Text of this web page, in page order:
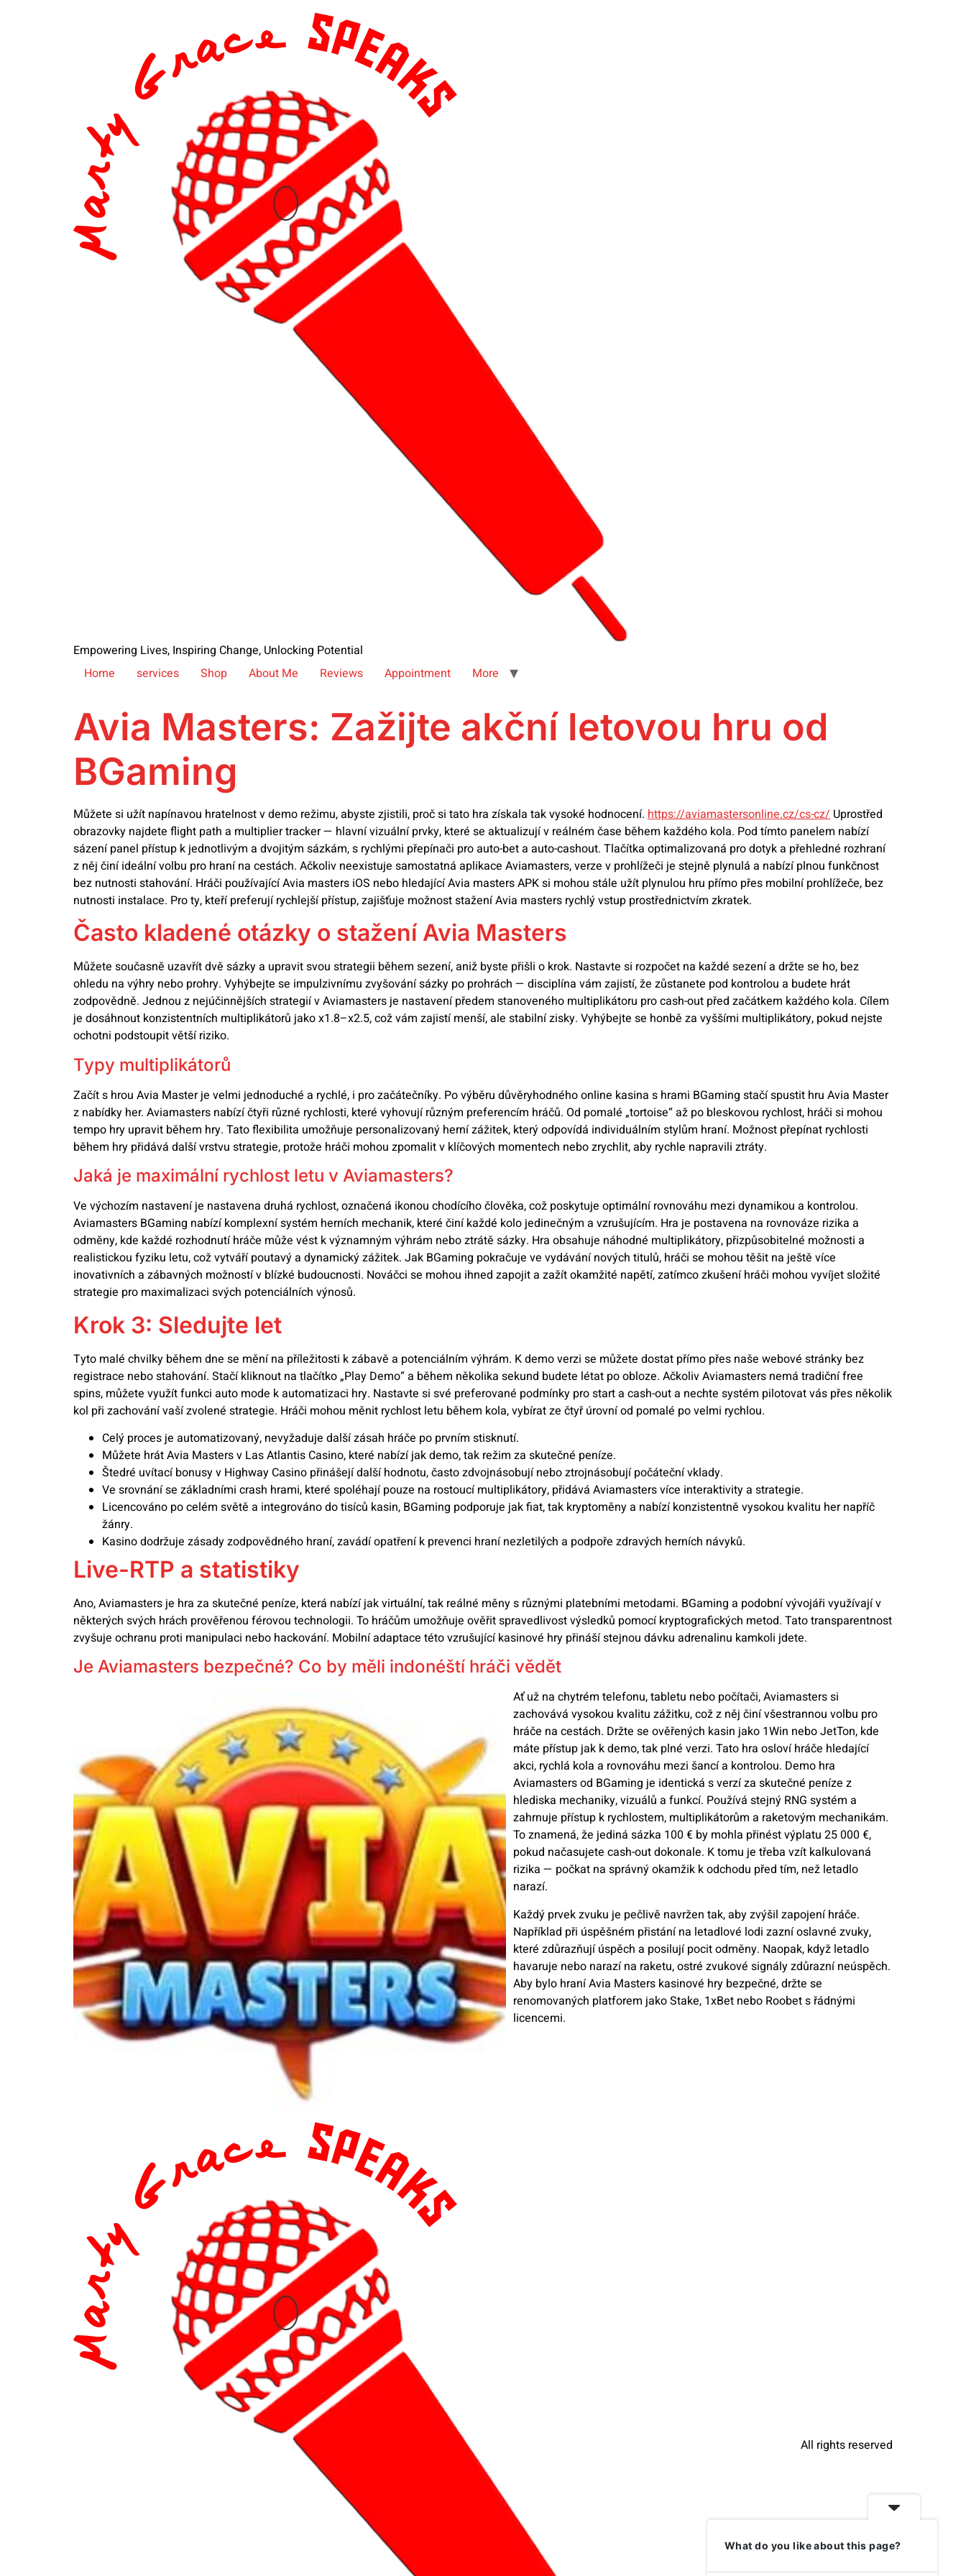
Empowering Lives, Inspiring Change, Unlocking Potential
Home
services Shop About Me Reviews Appointment More
Avia Masters: Zažijte akční letovou hru od
BGaming
Můžete si užít napínavou hratelnost v demo režimu, abyste zjistili, proč si tato hra získala tak vysoké hodnocení. https://aviamastersonline.cz/cs-cz/ Uprostřed
obrazovky najdete flight path a multiplier tracker — hlavní vizuální prvky, které se aktualizují v reálném čase během každého kola. Pod tímto panelem nabízí
sázení panel přístup k jednotlivým a dvojitým sázkám, s rychlými přepínači pro auto-bet a auto-cashout. Tlačítka optimalizovaná pro dotyk a přehledné rozhraní
z něj činí ideální volbu pro hraní na cestách. Ačkoliv neexistuje samostatná aplikace Aviamasters, verze v prohlížeči je stejně plynulá a nabízí plnou funkčnost
bez nutnosti stahování. Hráči používající Avia masters iOS nebo hledající Avia masters APK si mohou stále užít plynulou hru přímo přes mobilní prohlížeče, bez
nutnosti instalace. Pro ty, kteří preferují rychlejší přístup, zajišťuje možnost stažení Avia masters rychlý vstup prostřednictvím zkratek.
Často kladené otázky o stažení Avia Masters
Můžete současně uzavřít dvě sázky a upravit svou strategii během sezení, aniž byste přišli o krok. Nastavte si rozpočet na každé sezení a držte se ho, bez
ohledu na výhry nebo prohry. Vyhýbejte se impulzivnímu zvyšování sázky po prohrách — disciplína vám zajistí, že zůstanete pod kontrolou a budete hrát
zodpovědně. Jednou z nejúčinnějších strategií v Aviamasters je nastavení předem stanoveného multiplikátoru pro cash-out před začátkem každého kola. Cílem
je dosáhnout konzistentních multiplikátorů jako x1.8–x2.5, což vám zajistí menší, ale stabilní zisky. Vyhýbejte se honbě za vyššími multiplikátory, pokud nejste
ochotni podstoupit větší riziko.
Typy multiplikátorů
Začít s hrou Avia Master je velmi jednoduché a rychlé, i pro začátečníky. Po výběru důvěryhodného online kasina s hrami BGaming stačí spustit hru Avia Master
z nabídky her. Aviamasters nabízí čtyři různé rychlosti, které vyhovují různým preferencím hráčů. Od pomalé „tortoise“ až po bleskovou rychlost, hráči si mohou
tempo hry upravit během hry. Tato flexibilita umožňuje personalizovaný herní zážitek, který odpovídá individuálním stylům hraní. Možnost přepínat rychlosti
během hry přidává další vrstvu strategie, protože hráči mohou zpomalit v klíčových momentech nebo zrychlit, aby rychle napravili ztráty.
Jaká je maximální rychlost letu v Aviamasters?
Ve výchozím nastavení je nastavena druhá rychlost, označená ikonou chodícího člověka, což poskytuje optimální rovnováhu mezi dynamikou a kontrolou.
Aviamasters BGaming nabízí komplexní systém herních mechanik, které činí každé kolo jedinečným a vzrušujícím. Hra je postavena na rovnováze rizika a
odměny, kde každé rozhodnutí hráče může vést k významným výhrám nebo ztrátě sázky. Hra obsahuje náhodné multiplikátory, přizpůsobitelné možnosti a
realistickou fyziku letu, což vytváří poutavý a dynamický zážitek. Jak BGaming pokračuje ve vydávání nových titulů, hráči se mohou těšit na ještě více
inovativních a zábavných možností v blízké budoucnosti. Nováčci se mohou ihned zapojit a zažít okamžité napětí, zatímco zkušení hráči mohou vyvíjet složité
strategie pro maximalizaci svých potenciálních výnosů.
Krok 3: Sledujte let
Tyto malé chvilky během dne se mění na příležitosti k zábavě a potenciálním výhrám. K demo verzi se můžete dostat přímo přes naše webové stránky bez
registrace nebo stahování. Stačí kliknout na tlačítko „Play Demo“ a během několika sekund budete létat po obloze. Ačkoliv Aviamasters nemá tradiční free
spins, můžete využít funkci auto mode k automatizaci hry. Nastavte si své preferované podmínky pro start a cash-out a nechte systém pilotovat vás přes několik
kol při zachování vaší zvolené strategie. Hráči mohou měnit rychlost letu během kola, vybírat ze čtyř úrovní od pomalé po velmi rychlou.
Celý proces je automatizovaný, nevyžaduje další zásah hráče po prvním stisknutí.
Můžete hrát Avia Masters v Las Atlantis Casino, které nabízí jak demo, tak režim za skutečné peníze.
Štedré uvítací bonusy v Highway Casino přinášejí další hodnotu, často zdvojnásobují nebo ztrojnásobují počáteční vklady.
Ve srovnání se základními crash hrami, které spoléhají pouze na rostoucí multiplikátory, přidává Aviamasters více interaktivity a strategie.
Licencováno po celém světě a integrováno do tisíců kasin, BGaming podporuje jak fiat, tak kryptoměny a nabízí konzistentně vysokou kvalitu her napříč
žánry.
Kasino dodržuje zásady zodpovědného hraní, zavádí opatření k prevenci hraní nezletilých a podpoře zdravých herních návyků.
Live-RTP a statistiky
Ano, Aviamasters je hra za skutečné peníze, která nabízí jak virtuální, tak reálné měny s různými platebními metodami. BGaming a podobní vývojáři využívají v
některých svých hrách prověřenou férovou technologii. To hráčům umožňuje ověřit spravedlivost výsledků pomocí kryptografických metod. Tato transparentnost
zvyšuje ochranu proti manipulaci nebo hackování. Mobilní adaptace této vzrušující kasinové hry přináší stejnou dávku adrenalinu kamkoli jdete.
Je Aviamasters bezpečné? Co by měli indonéští hráči vědět
Ať už na chytrém telefonu, tabletu nebo počítači, Aviamasters si
zachovává vysokou kvalitu zážitku, což z něj činí všestrannou volbu pro
hráče na cestách. Držte se ověřených kasin jako 1Win nebo JetTon, kde
máte přístup jak k demo, tak plné verzi. Tato hra osloví hráče hledající
akci, rychlá kola a rovnováhu mezi šancí a kontrolou. Demo hra
Aviamasters od BGaming je identická s verzí za skutečné peníze z
hlediska mechaniky, vizuálů a funkcí. Používá stejný RNG systém a
zahrnuje přístup k rychlostem, multiplikátorům a raketovým mechanikám.
To znamená, že jediná sázka 100 € by mohla přinést výplatu 25 000 €,
pokud načasujete cash-out dokonale. K tomu je třeba vzít kalkulovaná
rizika — počkat na správný okamžik k odchodu před tím, než letadlo
narazí.
Každý prvek zvuku je pečlivě navržen tak, aby zvýšil zapojení hráče.
Například při úspěšném přistání na letadlové lodi zazní oslavné zvuky,
které zdůrazňují úspěch a posilují pocit odměny. Naopak, když letadlo
havaruje nebo narazí na raketu, ostré zvukové signály zdůrazní neúspěch.
Aby bylo hraní Avia Masters kasinové hry bezpečné, držte se
renomovaných platforem jako Stake, 1xBet nebo Roobet s řádnými
licencemi.
All rights reserved
What do you like about this page?